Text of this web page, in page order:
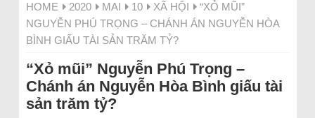
HOME 2020 MAI 10 XÃ HỘI
“XỎ MŨI”
NGUYỄN PHÚ TRỌNG – CHÁNH ÁN NGUYỄN HÒA
BÌNH GIẤU TÀI SẢN TRĂM TỶ?
“Xỏ mũi” Nguyễn Phú Trọng –
Chánh án Nguyễn Hòa Bình giấu tài
sản trăm tỷ?